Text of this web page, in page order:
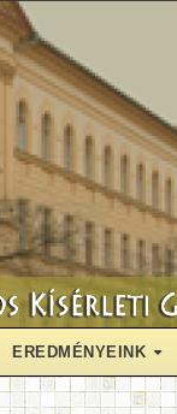
EREDMÉNYEINK